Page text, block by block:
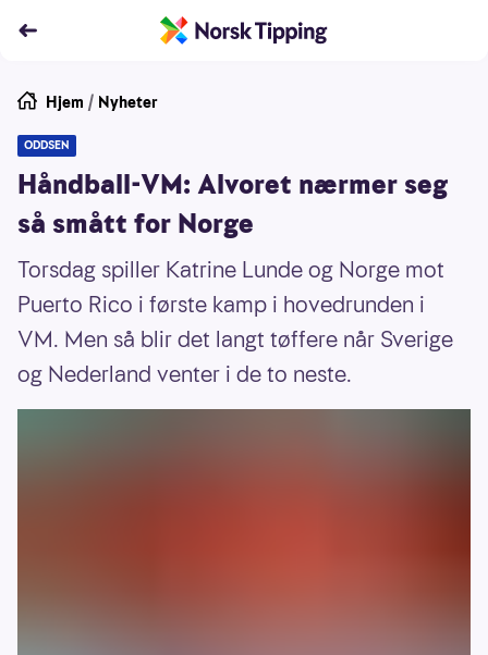
Hjem / Nyheter
ODDSEN
Håndball-VM: Alvoret nærmer seg
så smått for Norge
Torsdag spiller Katrine Lunde og Norge mot
Puerto Rico i første kamp i hovedrunden i
VM. Men så blir det langt tøffere når Sverige
og Nederland venter i de to neste.